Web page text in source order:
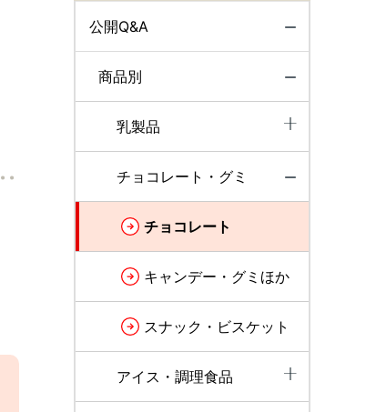
公開Q&A
商品別
乳製品
チョコレート・グミ
チョコレート
キャンデー・グミほか
スナック・ビスケット
アイス・調理食品